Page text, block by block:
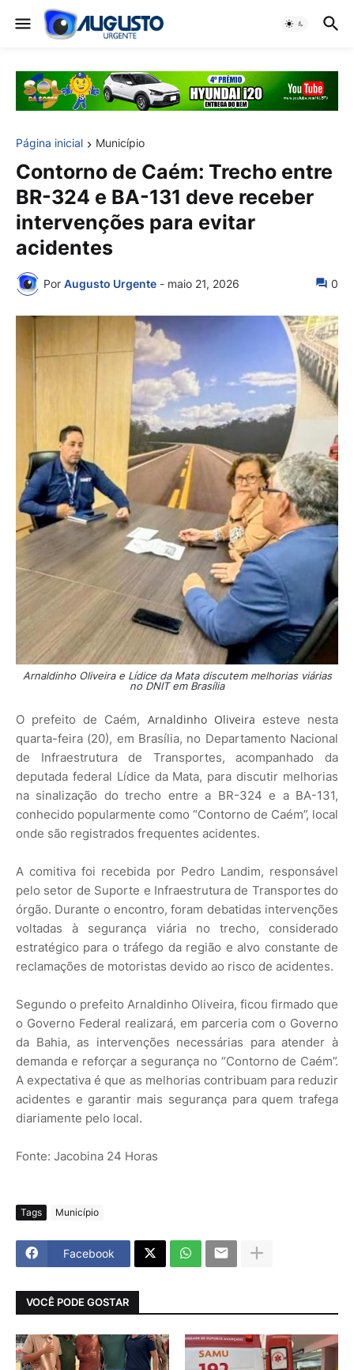
Página inicial Município
Contorno de Caém: Trecho entre
BR-324 e BA-131 deve receber
intervenções para evitar
acidentes
Por Augusto Urgente - maio 21, 2026 0
Arnaldinho Oliveira e Lídice da Mata discutem melhorias viárias
no DNIT em Brasília
O prefeito de Caém, Arnaldinho Oliveira esteve nesta
quarta-feira (20), em Brasília, no Departamento Nacional
de Infraestrutura de Transportes, acompanhado da
deputada federal Lídice da Mata, para discutir melhorias
na sinalização do trecho entre a BR-324 e a BA-131,
conhecido popularmente como “Contorno de Caém”, local
onde são registrados frequentes acidentes.
A comitiva foi recebida por Pedro Landim, responsável
pelo setor de Suporte e Infraestrutura de Transportes do
órgão. Durante o encontro, foram debatidas intervenções
voltadas à segurança viária no trecho, considerado
estratégico para o tráfego da região e alvo constante de
reclamações de motoristas devido ao risco de acidentes.
Segundo o prefeito Arnaldinho Oliveira, ficou firmado que
o Governo Federal realizará, em parceria com o Governo
da Bahia, as intervenções necessárias para atender à
demanda e reforçar a segurança no “Contorno de Caém”.
A expectativa é que as melhorias contribuam para reduzir
acidentes e garantir mais segurança para quem trafega
diariamente pelo local.
Fonte: Jacobina 24 Horas
Tags Município
Facebook
VOCÊ PODE GOSTAR